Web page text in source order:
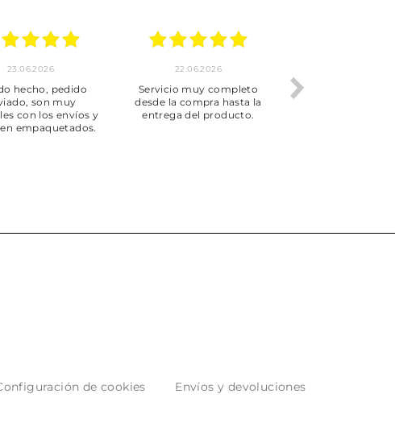
23.06.2026
hecho, pedido
son muy
con los envíos y
empaquetados.
22.06.2026
Servicio muy completo
desde la compra hasta la
entrega del producto.
de cookies
Envíos y devoluciones